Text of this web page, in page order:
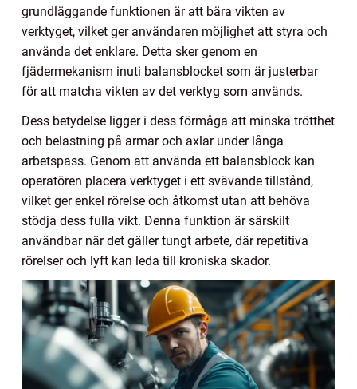
grundläggande funktionen är att bära vikten av
verktyget, vilket ger användaren möjlighet att styra och
använda det enklare. Detta sker genom en
fjädermekanism inuti balansblocket som är justerbar
för att matcha vikten av det verktyg som används.
Dess betydelse ligger i dess förmåga att minska trötthet
och belastning på armar och axlar under långa
arbetspass. Genom att använda ett balansblock kan
operatören placera verktyget i ett svävande tillstånd,
vilket ger enkel rörelse och åtkomst utan att behöva
stödja dess fulla vikt. Denna funktion är särskilt
användbar när det gäller tungt arbete, där repetitiva
rörelser och lyft kan leda till kroniska skador.